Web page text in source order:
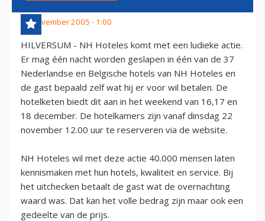
16 november 2005 - 1:00
HILVERSUM - NH Hoteles komt met een ludieke actie.
Er mag één nacht worden geslapen in één van de 37
Nederlandse en Belgische hotels van NH Hoteles en
de gast bepaald zelf wat hij er voor wil betalen. De
hotelketen biedt dit aan in het weekend van 16,17 en
18 december. De hotelkamers zijn vanaf dinsdag 22
november 12.00 uur te reserveren via de website.
NH Hoteles wil met deze actie 40.000 mensen laten
kennismaken met hun hotels, kwaliteit en service. Bij
het uitchecken betaalt de gast wat de overnachting
waard was. Dat kan het volle bedrag zijn maar ook een
gedeelte van de prijs.